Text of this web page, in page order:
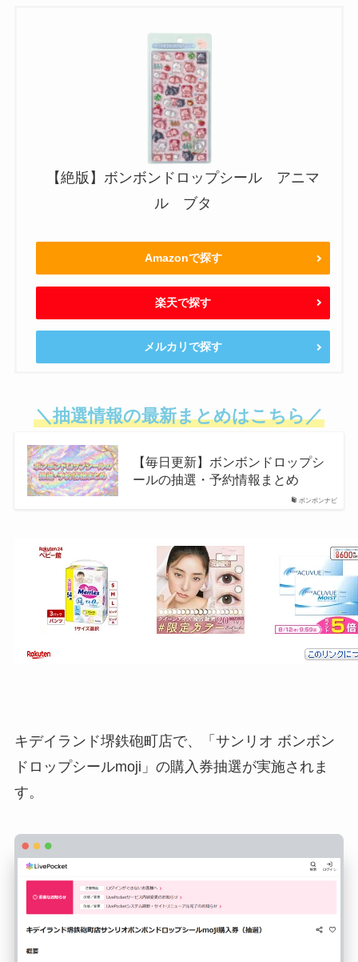
【絶版】ボンボンドロップシール アニマ
ル ブタ
Amazonで探す
楽天で探す
メルカリで探す
＼抽選情報の最新まとめはこちら／
ボンボンナビ
【毎日更新】ボンボンドロップシ
ールの抽選・予約情報まとめ
キデイランド堺鉄砲町店で、「サンリオ ボンボン
ドロップシールmoji」の購入券抽選が実施されま
す。